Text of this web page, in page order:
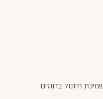
חיתול ברווזים